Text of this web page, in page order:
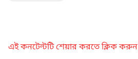
এই কনটেন্টটি শেয়ার করতে ক্লিক করুন